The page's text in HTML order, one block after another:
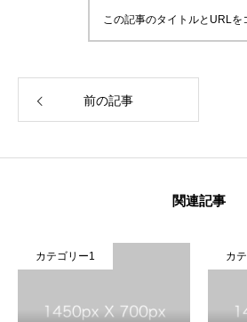
この記事のタイトルとURLを
前の記事
関連記事
カテゴリー1 カテゴ